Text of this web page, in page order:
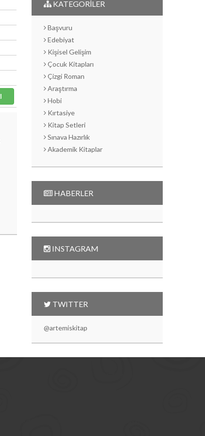
KATEGORİLER
Başvuru
Edebiyat
Kişisel Gelişim
Çocuk Kitapları
Çizgi Roman
Araştırma
Hobi
Kırtasiye
Kitap Setleri
Sınava Hazırlık
Akademik Kitaplar
HABERLER
INSTAGRAM
TWITTER
@artemiskitap